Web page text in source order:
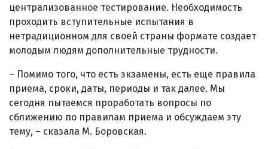
централизованное тестирование. Необходимость
проходить вступительные испытания в
нетрадиционном для своей страны формате создает
молодым людям дополнительные трудности.
– Помимо того, что есть экзамены, есть еще правила
приема, сроки, даты, периоды и так далее. Мы
сегодня пытаемся проработать вопросы по
сближению по правилам приема и обсуждаем эту
тему, – сказала М. Боровская.